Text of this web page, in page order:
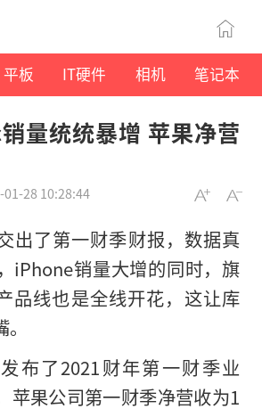
平板 IT硬件 相机 笔记本
量统统暴增 苹果净营
01-28 10:28:44
出了第一财季财报，数据真
iPhone销量大增的同时，旗
品线也是全线开花，这让库
布了2021财年第一财季业
苹果公司第一财季净营收为1